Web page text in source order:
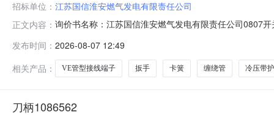
招标单位： 江苏国信淮安燃气发电有限责任公司
正文内容： 询价书名称：江苏国信淮安燃气发电有限责任公司0807
2002026-09-06\\31000278042扳手\8601180，XMAS个
发布时间： 2026-08-07 12:49
相关产品：
VE管型接线端子 扳手 卡簧 缠绕管 冷压带
刀柄1086562